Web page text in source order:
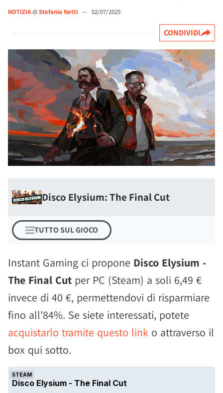
NOTIZIAdi Stefania Netti — 02/07/2025
CONDIVIDI
Disco Elysium: The Final Cut
TUTTO SUL GIOCO
Instant Gaming ci propone Disco Elysium -
The Final Cut per PC (Steam) a soli 6,49 €
invece di 40 €, permettendovi di risparmiare
fino all'84%. Se siete interessati, potete
acquistarlo tramite questo link o attraverso il
box qui sotto.